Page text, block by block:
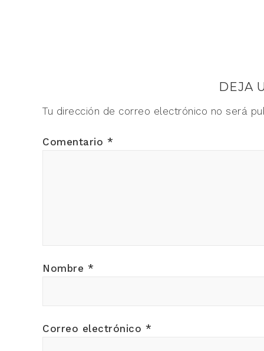
DEJA
Tu dirección de correo electrónico no será
Comentario *
Nombre *
Correo electrónico *